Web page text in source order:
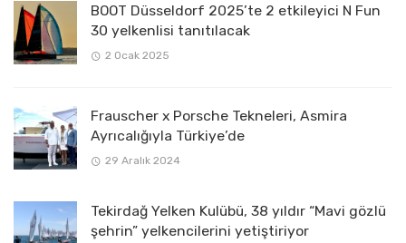
BOOT Düsseldorf 2025’te 2 etkileyici N Fun
30 yelkenlisi tanıtılacak
2 Ocak 2025
Frauscher x Porsche Tekneleri, Asmira
Ayrıcalığıyla Türkiye’de
29 Aralık 2024
Tekirdağ Yelken Kulübü, 38 yıldır “Mavi gözlü
şehrin” yelkencilerini yetiştiriyor